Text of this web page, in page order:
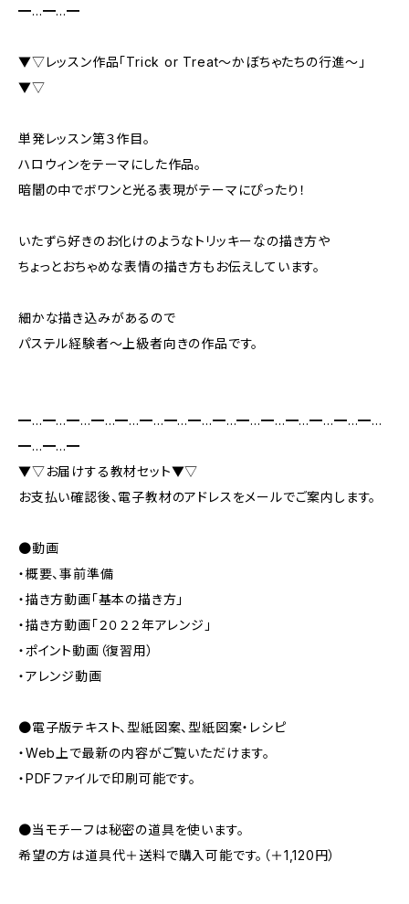
━…━…━
▼▽レッスン作品「Trick or Treat～かぼちゃたちの行進～」
▼▽
単発レッスン第３作目。
ハロウィンをテーマにした作品。
暗闇の中でボワンと光る表現がテーマにぴったり！
いたずら好きのお化けのようなトリッキーなの描き方や
ちょっとおちゃめな表情の描き方もお伝えしています。
細かな描き込みがあるので
パステル経験者〜上級者向きの作品です。
━…━…━…━…━…━…━…━…━…━…━…━…━…━…━…
━…━…━
▼▽お届けする教材セット▼▽
お支払い確認後、電子教材のアドレスをメールでご案内します。
●動画
・概要、事前準備
・描き方動画「基本の描き方」
・描き方動画「２０２２年アレンジ」
・ポイント動画（復習用）
・アレンジ動画
●電子版テキスト、型紙図案、型紙図案・レシピ
・Web上で最新の内容がご覧いただけます。
・PDFファイルで印刷可能です。
●当モチーフは秘密の道具を使います。
希望の方は道具代＋送料で購入可能です。（＋1,120円）